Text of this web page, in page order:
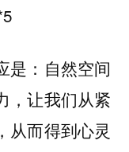
： 自然空间
，让我们从紧
从而得到心灵